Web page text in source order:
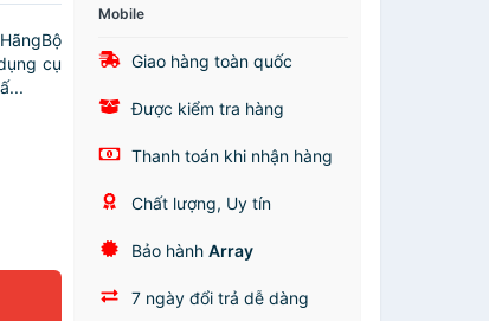
cụ
Mobile
Giao hàng toàn quốc
Được kiểm tra hàng
Thanh toán khi nhận hàng
Chất lượng, Uy tín
Bảo hànhArray
7 ngày đổi trả dễ dàng